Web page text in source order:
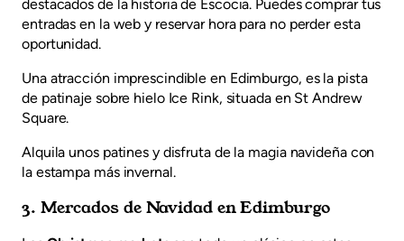
destacados de la historia de Escocia. Puedes comprar tus
entradas en la web y reservar hora para no perder esta
oportunidad.
Una atracción imprescindible en Edimburgo, es la pista
de patinaje sobre hielo Ice Rink, situada en St Andrew
Square.
Alquila unos patines y disfruta de la magia navideña con
la estampa más invernal.
3. Mercados de Navidad en Edimburgo